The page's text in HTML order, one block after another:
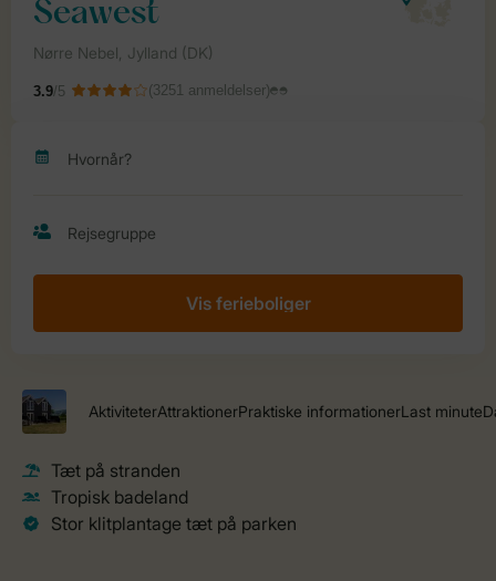
Vis ferieboliger